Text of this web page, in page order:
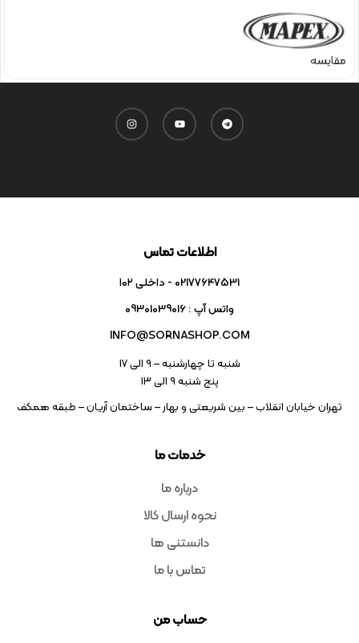
مقایسه
خدمات ما
درباره ما
نحوه ارسال کالا
دانستنی ها
تماس با ما
حساب من
اطلاعات تماس
02177647531 - داخلی ۱۰۲
واتس آپ : 09301039016
INFO@SORNASHOP.COM
شنبه تا چهارشنبه – ۹ الی 17
پنج شنبه ۹ الی 13
تهران خیابان انقلاب – بین شریعتی و بهار – ساختمان آریان – طبقه همکف